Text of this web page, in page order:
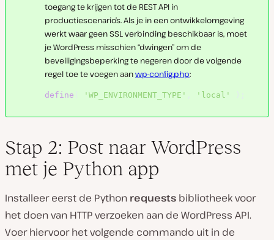
toegang te krijgen tot de REST API in
productiescenario’s. Als je in een ontwikkelomgeving
werkt waar geen SSL verbinding beschikbaar is, moet
je WordPress misschien “dwingen” om de
beveiligingsbeperking te negeren door de volgende
regel toe te voegen aanwp-config.php:
define 'WP_ENVIRONMENT_TYPE' 'local' )
Stap 2: Post naar WordPress
met je Python app
Installeer eerst de Python requests bibliotheek voor
het doen van HTTP verzoeken aan de WordPress API.
Voer hiervoor het volgende commando uit in de